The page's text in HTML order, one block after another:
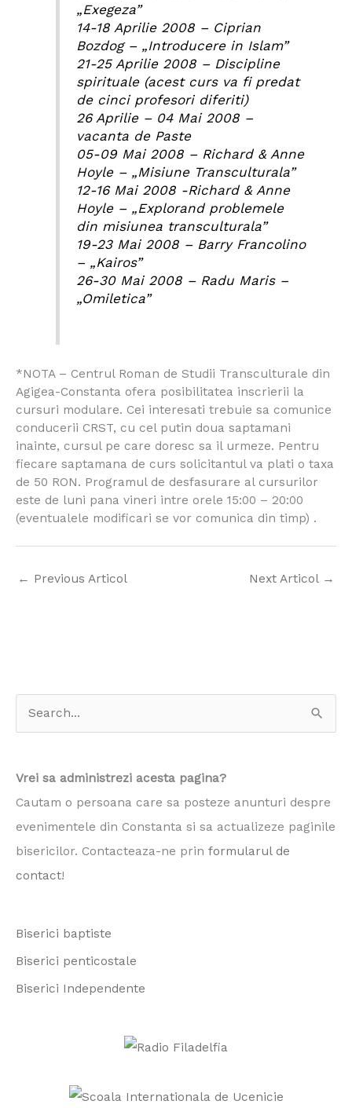
„Exegeza”
14-18 Aprilie 2008 – Ciprian
Bozdog – „Introducere in Islam”
21-25 Aprilie 2008 – Discipline
spirituale (acest curs va fi predat
de cinci profesori diferiti)
26 Aprilie – 04 Mai 2008 –
vacanta de Paste
05-09 Mai 2008 – Richard & Anne
Hoyle – „Misiune Transculturala”
12-16 Mai 2008 -Richard & Anne
Hoyle – „Explorand problemele
din misiunea transculturala”
19-23 Mai 2008 – Barry Francolino
– „Kairos”
26-30 Mai 2008 – Radu Maris –
„Omiletica”
*NOTA – Centrul Roman de Studii Transculturale din
Agigea-Constanta ofera posibilitatea inscrierii la
cursuri modulare. Cei interesati trebuie sa comunice
conducerii CRST, cu cel putin doua saptamani
inainte, cursul pe care doresc sa il urmeze. Pentru
fiecare saptamana de curs solicitantul va plati o taxa
de 50 RON. Programul de desfasurare al cursurilor
este de luni pana vineri intre orele 15:00 – 20:00
(eventualele modificari se vor comunica din timp) .
← Previous Articol Next Articol →
:
Vrei sa administrezi acesta pagina?
Cautam o persoana care sa posteze anunturi despre
evenimentele din Constanta si sa actualizeze paginile
bisericilor. Contacteaza-ne prin formularul de
contact!
Biserici baptiste
Biserici penticostale
Biserici Independente